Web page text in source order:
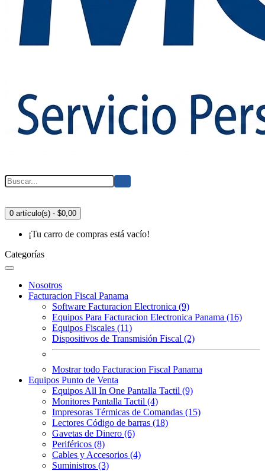
0 artículo(s) - $0,00
¡Tu carro de compras está vacío!
Categorías
Nosotros
Facturacion Fiscal Panama
Software Facturacion Electronica (9)
Equipos Para Facturacion Electronica Panama (16)
Equipos Fiscales (11)
Dispositivos de Transmisión Fiscal (2)
Mostrar todo Facturacion Fiscal Panama
Equipos Punto de Venta
Equipos All In One Pantalla Tactil (9)
Monitores Pantalla Tactil (4)
Impresoras Térmicas de Comandas (15)
Lectores Código de barras (18)
Gavetas de Dinero (6)
Periféricos (8)
Cables y Accesorios (4)
Suministros (3)